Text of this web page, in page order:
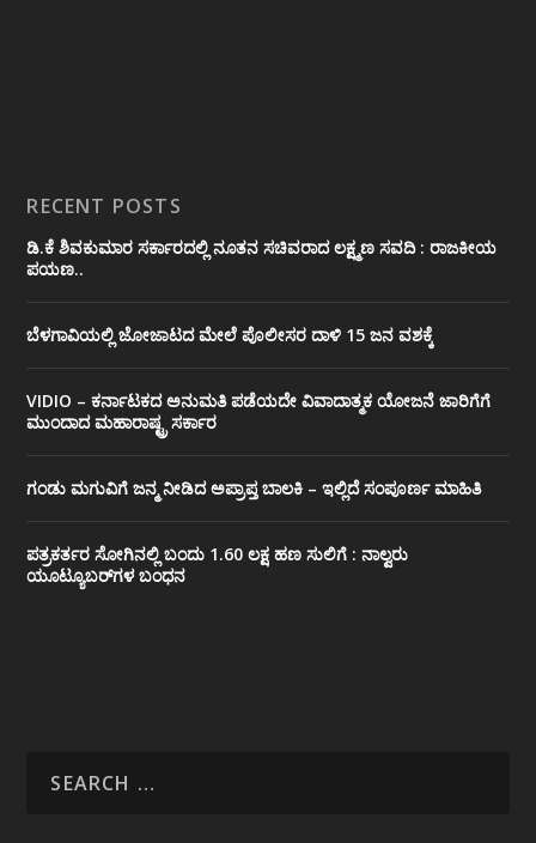
RECENT POSTS
ಡಿ.ಕೆ ಶಿವಕುಮಾರ ಸರ್ಕಾರದಲ್ಲಿ ನೂತನ ಸಚಿವರಾದ ಲಕ್ಷ್ಮಣ ಸವದಿ : ರಾಜಕೀಯ
ಪಯಣ..
ಬೆಳಗಾವಿಯಲ್ಲಿ ಜೋಜಾಟದ ಮೇಲೆ ಪೊಲೀಸರ ದಾಳಿ 15 ಜನ ವಶಕ್ಕೆ
VIDIO – ಕರ್ನಾಟಕದ ಅನುಮತಿ ಪಡೆಯದೇ ವಿವಾದಾತ್ಮಕ ಯೋಜನೆ ಜಾರಿಗೆಗೆ
ಮುಂದಾದ ಮಹಾರಾಷ್ಟ್ರ ಸರ್ಕಾರ
ಗಂಡು ಮಗುವಿಗೆ ಜನ್ಮ ನೀಡಿದ ಅಪ್ರಾಪ್ತ ಬಾಲಕಿ – ಇಲ್ಲಿದೆ ಸಂಪೂರ್ಣ ಮಾಹಿತಿ
ಪತ್ರಕರ್ತರ ಸೋಗಿನಲ್ಲಿ ಬಂದು 1.60 ಲಕ್ಷ ಹಣ ಸುಲಿಗೆ : ನಾಲ್ವರು
ಯೂಟ್ಯೂಬರ್‌ಗಳ ಬಂಧನ